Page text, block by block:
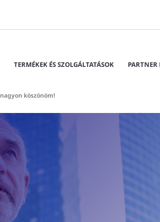
TERMÉKEK ÉS SZOLGÁLTATÁSOK PARTNER
nagyon köszönöm!